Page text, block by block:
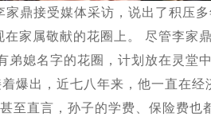
家鼎接受媒体采访，说出了积压
家属敬献的花圈上。 尽管李家
弟媳名字的花圈，计划放在灵堂
爆出，近七八年来，他一直在
至直言，孙子的学费、保险费